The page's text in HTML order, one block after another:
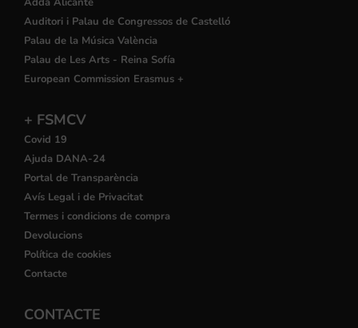
Auditori i Palau de Congressos de Castelló
Palau de la Música València
Palau de Les Arts - Reina Sofía
European Commission Erasmus +
+ FSMCV
Covid 19
Ajuda DANA-24
Portal de Transparència
Avís Legal i de Privacitat
Termes i condicions de compra
Devolucions
Política de cookies
Contacte
CONTACTE